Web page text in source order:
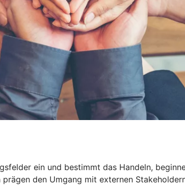
ein und bestimmt das Handeln,
den Umgang mit externen